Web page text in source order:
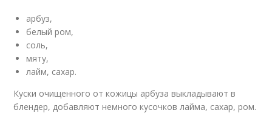
арбуз,
белый ром,
соль,
мяту,
лайм, сахар.
Куски очищенного от кожицы арбуза выкладывают в
блендер, добавляют немного кусочков лайма, сахар, ром.